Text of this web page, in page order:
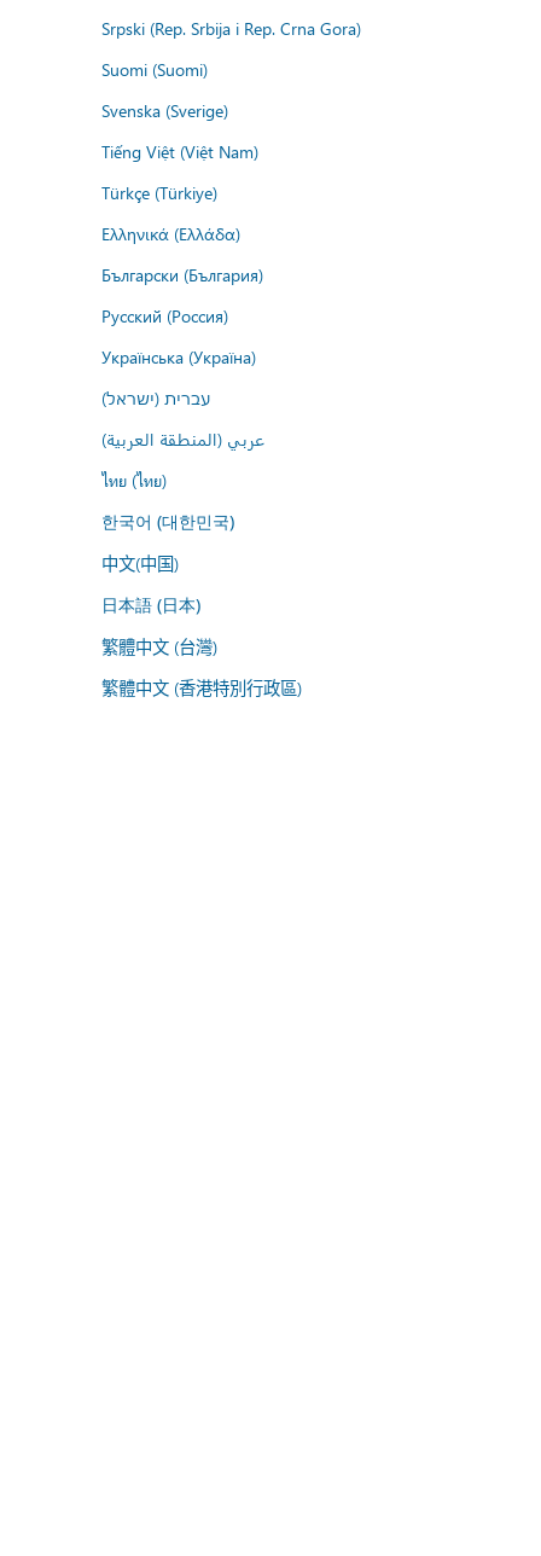
Srpski (Rep. Srbija i Rep. Crna Gora)
Suomi (Suomi)
Svenska (Sverige)
Tiếng Việt (Việt Nam)
Türkçe (Türkiye)
Ελληνικά (Ελλάδα)
Български (България)
Русский (Россия)
Українська (Україна)
עברית (ישראל)
عربي (المنطقة العربية)
ไทย (ไทย)
한국어 (대한민국)
中文(中国)
日本語 (日本)
繁體中文 (台灣)
繁體中文 (香港特別行政區)